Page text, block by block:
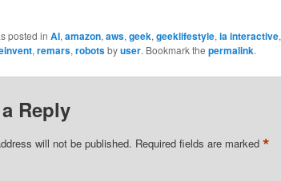
posted in AI, amazon, aws, geek, geeklifestyle, ia interactive,
, remars, robotsbyuser. Bookmark the permalink.
Reply
will not be published. Required fields are marked *